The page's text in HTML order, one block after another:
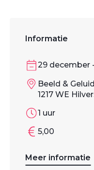
Informatie
29 december
Beeld &
1217 WE
1 uur
5,00
Meer informatie